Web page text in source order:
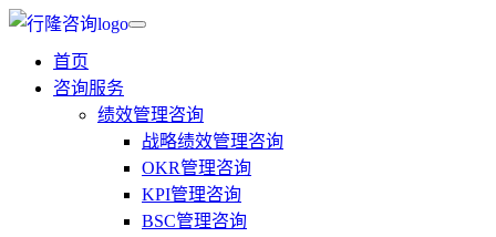
首页
咨询服务
绩效管理咨询
战略绩效管理咨询
OKR管理咨询
KPI管理咨询
BSC管理咨询